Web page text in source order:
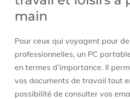
main
Pour ceux qui voyagent pour
professionnelles, un PC
en termes d’importance. Il
vos documents de travail tout
possibilité de consulter vos